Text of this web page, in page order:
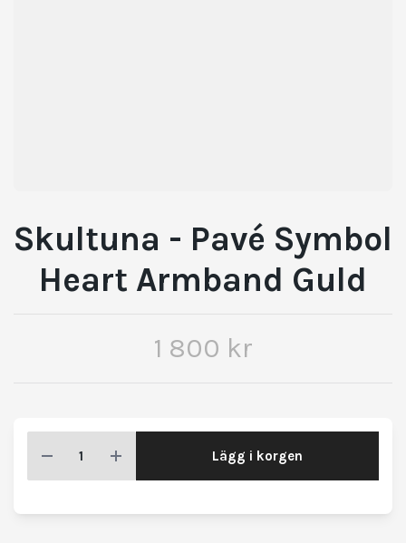
Skultuna - Pavé Symbol
Heart Armband Guld
1 800 kr
Lägg i korgen